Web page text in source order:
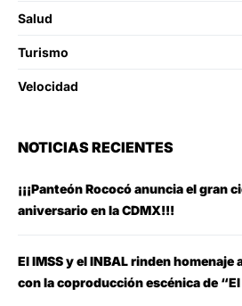
Salud
Turismo
Velocidad
NOTICIAS RECIENTES
¡¡¡Panteón Rococó anuncia el gran
aniversario en la CDMX!!!
El IMSS y el INBAL rinden homenaje
con la coproducción escénica de